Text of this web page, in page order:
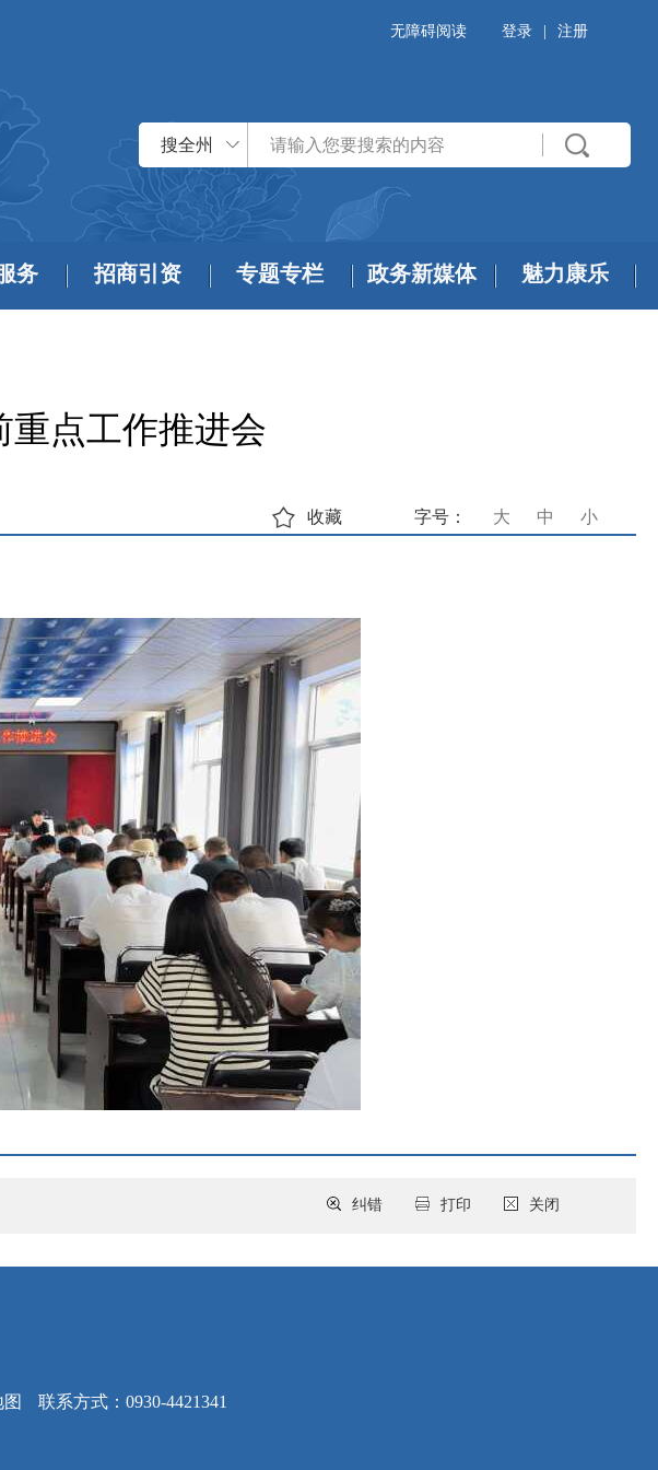
无障碍阅读 登录 注册
搜全州
务 招商引资 专题专栏 政务新媒体 魅力康乐
重点工作推进会
字号： 大 中 小
收藏
关闭
打印
纠错
联系方式：0930-4421341